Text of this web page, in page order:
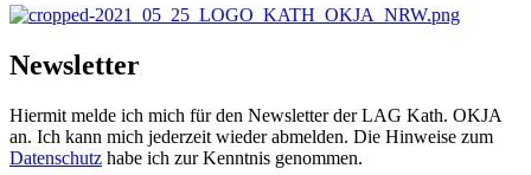
Newsletter
Hiermit melde ich mich für den Newsletter der LAG Kath. OKJA
an. Ich kann mich jederzeit wieder abmelden. Die Hinweise zum
Datenschutz habe ich zur Kenntnis genommen.